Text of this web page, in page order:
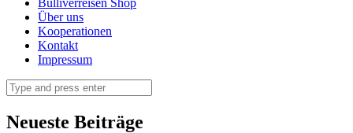
Reiseblog
BULLI
VERREISEN
dekoriert
Reiseblog
-
BULLI
VERREISEN
Bulliverreisen Shop
Über uns
Kooperationen
Kontakt
Impressum
Search
Neueste Beiträge